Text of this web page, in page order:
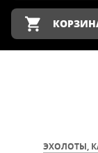
ЭХОЛОТЫ,